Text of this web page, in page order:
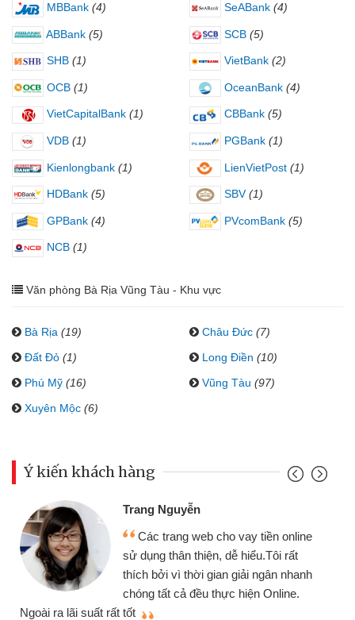
MBBank (4) SeABank (4)
ABBank (5) SCB (5)
SHB (1) VietBank (2)
OCB (1) OceanBank (4)
VietCapitalBank (1) CBBank (5)
VDB (1) PGBank (1)
Kienlongbank (1) LienVietPost (1)
HDBank (5) SBV (1)
GPBank (4) PVcomBank (5)
NCB (1)
Văn phòng Bà Rịa Vũng Tàu - Khu vực
Bà Rịa (19) Châu Đức (7)
Đất Đỏ (1) Long Điền (10)
Phú Mỹ (16) Vũng Tàu (97)
Xuyên Mộc (6)
Ý kiến khách hàng
Trang Nguyễn
Các trang web cho vay tiền online
sử dụng thân thiện, dễ hiểu.Tôi rất
thích bởi vì thời gian giải ngân nhanh
chóng tất cả đều thực hiện Online.
Ngoài ra lãi suất rất tốt